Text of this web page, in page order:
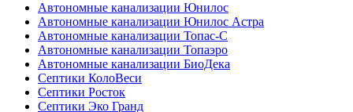
Автономные канализации Юнилос
Автономные канализации Юнилос Астра
Автономные канализации Топас-С
Автономные канализации Топаэро
Автономные канализации БиоДека
Септики КолоВеси
Септики Росток
Септики Эко Гранд